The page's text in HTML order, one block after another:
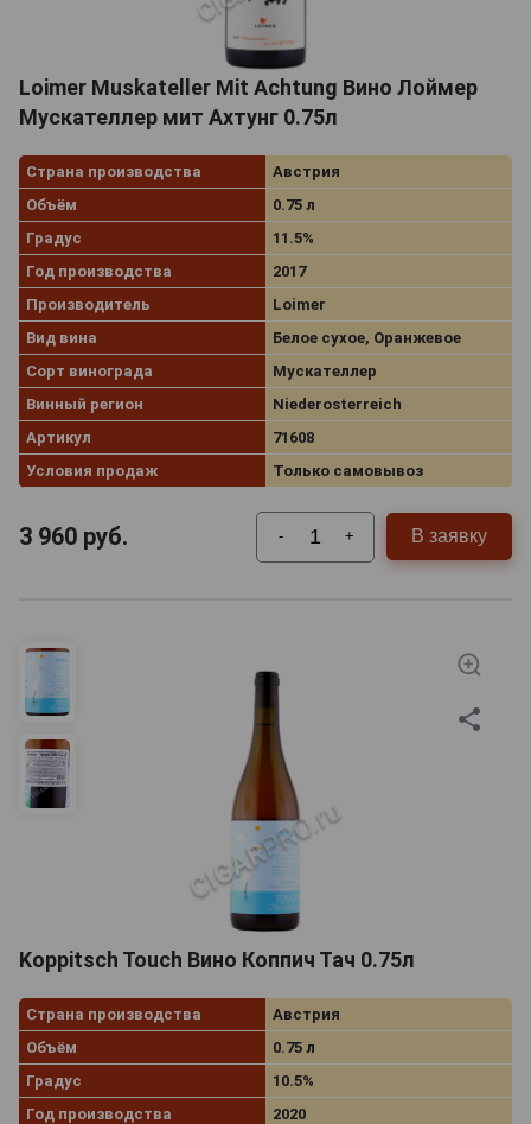
Loimer Muskateller Mit Achtung Вино Лоймер
Мускателлер мит Ахтунг 0.75л
Страна производства
Австрия
Объём
0.75 л
Градус
11.5%
Год производства
2017
Производитель
Loimer
Вид вина
Белое сухое, Оранжевое
Сорт винограда
Мускателлер
Винный регион
Niederosterreich
Артикул
71608
Условия продаж
Только самовывоз
3 960 руб. - + В заявку
Koppitsch Touch Вино Коппич Тач 0.75л
Страна производства
Австрия
Объём
0.75 л
Градус
10.5%
Год производства
2020